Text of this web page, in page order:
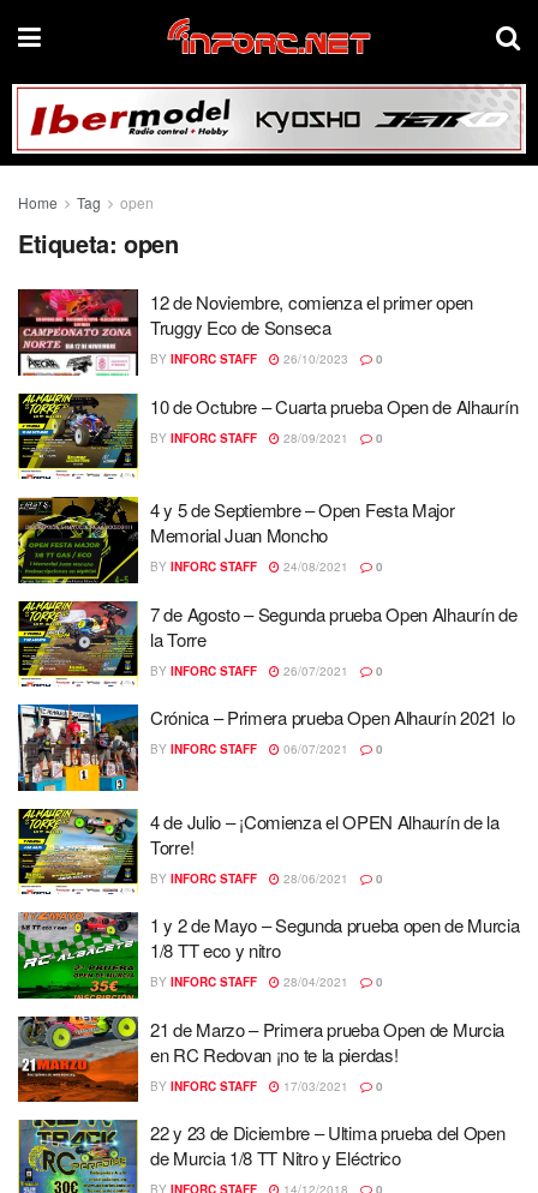
Home Tag open
Etiqueta: open
12 de Noviembre, comienza el primer open
Truggy Eco de Sonseca
BY INFORC STAFF 26/10/2023 0
10 de Octubre – Cuarta prueba Open de Alhaurín
BY INFORC STAFF 28/09/2021 0
4 y 5 de Septiembre – Open Festa Major
Memorial Juan Moncho
BY INFORC STAFF 24/08/2021 0
7 de Agosto – Segunda prueba Open Alhaurín de
la Torre
BY INFORC STAFF 26/07/2021 0
Crónica – Primera prueba Open Alhaurín 2021 lo
BY INFORC STAFF 06/07/2021 0
4 de Julio – ¡Comienza el OPEN Alhaurín de la
Torre!
BY INFORC STAFF 28/06/2021 0
1 y 2 de Mayo – Segunda prueba open de Murcia
1/8 TT eco y nitro
BY INFORC STAFF 28/04/2021 0
21 de Marzo – Primera prueba Open de Murcia
en RC Redovan ¡no te la pierdas!
BY INFORC STAFF 17/03/2021 0
22 y 23 de Diciembre – Ultima prueba del Open
de Murcia 1/8 TT Nitro y Eléctrico